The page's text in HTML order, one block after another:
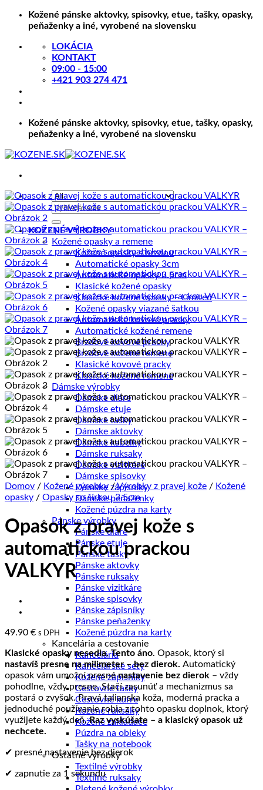
Skip
Kožené pánske aktovky, spisovky, etue, tašky, opasky,
peňaženky a iné, vyrobené na slovensku
LOKÁCIA
KONTAKT
09:00 - 15:00
+421 903 274 471
Kožené pánske aktovky, spisovky, etue, tašky, opasky,
peňaženky a iné, vyrobené na slovensku
Hľadať:
KOŽENÉ VÝROBKY
Kožené opasky a remene
Kožené opasky s brzdou
Automatické opasky 3cm
Automatické opasky 3.5cm
Klasické kožené opasky
Klasické kožené opasky – Limited
Kožené opasky viazané šatkou
Automatické kovové pracky
Automatické kožené remene
Brzdové kovové pracky
Brzdové kožené remene
Klasické kovové pracky
Klasické kožené remene
Dámske výrobky
Dámske diáre
Dámske etuje
Dámske tašky
Dámske aktovky
Dámske kabelky
Dámske ruksaky
Dámske vizitkáre
Dámske spisovky
Dámske zápisníky
Dámske peňaženky
Kožené púzdra na karty
Pánske výrobky
Pánske diáre
Pánske etuje
Pánske tašky
Pánske aktovky
Pánske ruksaky
Pánske vizitkáre
Pánske spisovky
Pánske zápisníky
Pánske peňaženky
Kožené púzdra na karty
Kancelária a cestovanie
Kancelária
Kancelárske sety
Kožené zápisníky
Cestovné tašky
Cestovné kufre
Kožené ruksaky
Kožené zakladače
Púzdra na obleky
Tašky na notebook
Ostatné výrobky
Textilné výrobky
Textilné ruksaky
Domov / Kožené výrobky /Výrobky z pravej kože / Kožené
opasky / Opasky so šírkou 3.5cm
Opasok z pravej kože s
automatickou prackou
VALKYR
49.90 € s DPH
Klasické opasky nesedia. Tento áno. Opasok, ktorý si
nastavíš presne na milimeter – bez dierok. Automatický
opasok vám umožní presnénastavenie bez dierok – vždy
pohodlne, vždy presne. Stačí zasunúť a mechanizmus sa
postará o zvyšok. Pravá talianska koža, moderná pracka a
jednoduché používanie robia z tohto opasku doplnok, ktorý
využijete každý deň.Raz vyskúšate – a klasický opasok už
nechcete.
✔ presné nastavenie bez dierok
✔ zapnutie za 1 sekundu